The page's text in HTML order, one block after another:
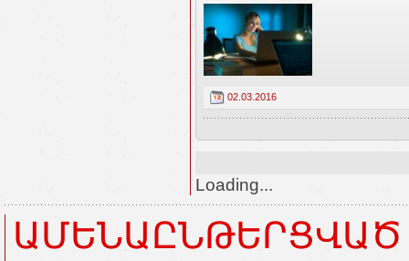
02.03.2016
Loading...